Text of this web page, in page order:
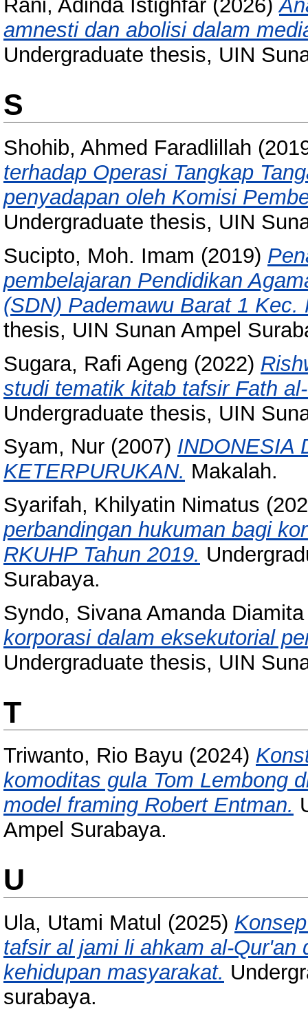
Rani, Adinda Istighfar (2026)
amnesti dan abolisi dalam
Undergraduate thesis, UIN
S
Shohib, Ahmed Faradlillah
terhadap Operasi Tangkap
penyadapan oleh Komisi
Undergraduate thesis, UIN
Sucipto, Moh. Imam (2019)
pembelajaran Pendidikan
(SDN) Pademawu Barat 1
thesis, UIN Sunan Ampel
Sugara, Rafi Ageng (2022)
studi tematik kitab tafsir Fath
Undergraduate thesis, UIN
Syam, Nur (2007) INDONESIA
KETERPURUKAN. Makalah.
Syarifah, Khilyatin Nimatus
perbandingan hukuman bagi
RKUHP Tahun 2019.
Surabaya.
Syndo, Sivana Amanda Diamita
korporasi dalam eksekutorial
Undergraduate thesis, UIN
T
Triwanto, Rio Bayu (2024)
komoditas gula Tom Lembong
model framing Robert Entman.
Ampel Surabaya.
U
Ula, Utami Matul (2025)
tafsir al jami li ahkam al-
kehidupan masyarakat.
surabaya.